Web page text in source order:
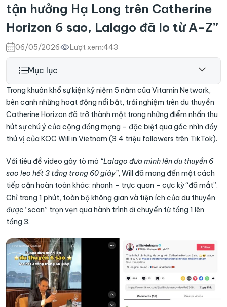
tận hưởng Hạ Long trên Catherine
Horizon 6 sao, Lalago đã lo từ A-Z”
06/05/2026 Lượt xem:443
Mục lục
Trong khuôn khổ sự kiện kỷ niệm 5 năm của Vitamin Network,
bên cạnh những hoạt động nổi bật, trải nghiệm trên du thuyền
Catherine Horizon đã trở thành một trong những điểm nhấn thu
hút sự chú ý của cộng đồng mạng – đặc biệt qua góc nhìn đầy
thú vị của KOC Will in Vietnam (3,4 triệu followers trên TikTok).
Với tiêu đề video gây tò mò “Lalago đưa mình lên du thuyền 6
sao leo hết 3 tầng trong 60 giây”, Will đã mang đến một cách
tiếp cận hoàn toàn khác: nhanh – trực quan – cực kỳ “đã mắt”.
Chỉ trong 1 phút, toàn bộ không gian và tiện ích của du thuyền
được “scan” trọn vẹn qua hành trình di chuyển từ tầng 1 lên
tầng 3.